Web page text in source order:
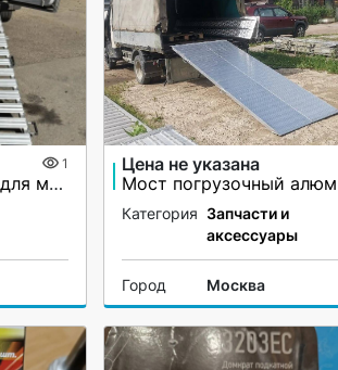
1
Трап 2-го сложения (для мото-вездеходов) не поворотный
Цена не указана
Категория Запчасти и
аксессуары
Город Москва